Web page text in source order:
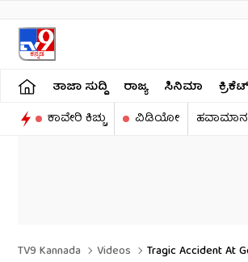
ತಾಜಾ ಸುದ್ದಿ ರಾಜ್ಯ ಸಿನಿಮಾ ಕ್ರಿಕೆಟ್​
ಕಾವೇರಿ ಕಿಚ್ಚು
ವಿಡಿಯೋ ಹವಾಮಾನ
TV9 Kannada Videos Tragic Accident At